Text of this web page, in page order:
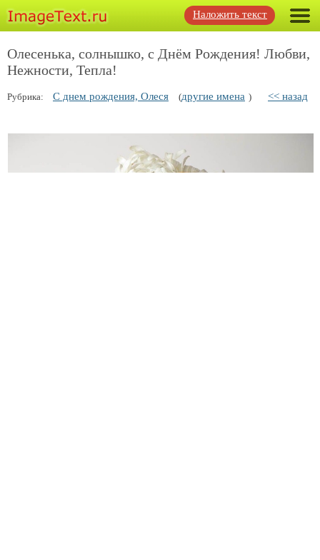
Наложить текст
Олесенька, солнышко, с Днём Рождения! Любви,
Нежности, Тепла!
Рубрика: С днем рождения, Олеся (другие имена ) << назад